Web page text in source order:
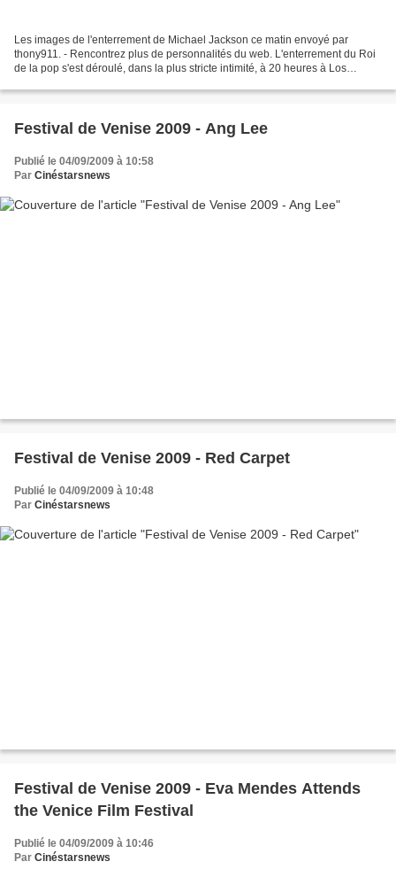
Les images de l'enterrement de Michael Jackson ce matin envoyé par
thony911. - Rencontrez plus de personnalités du web. L'enterrement du Roi
de la pop s'est déroulé, dans la plus stricte intimité, à 20 heures à Los
Festival de Venise 2009 - Ang Lee
Publié le 04/09/2009 à 10:58
Par Cinéstarsnews
Festival de Venise 2009 - Red Carpet
Publié le 04/09/2009 à 10:48
Par Cinéstarsnews
Festival de Venise 2009 - Eva Mendes Attends
the Venice Film Festival
Publié le 04/09/2009 à 10:46
Par Cinéstarsnews